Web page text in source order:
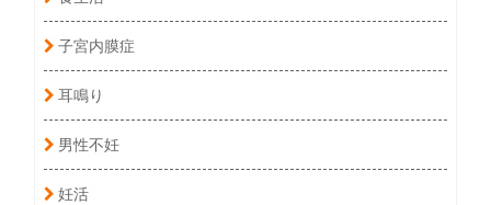
子宮内膜症
耳鳴り
男性不妊
妊活